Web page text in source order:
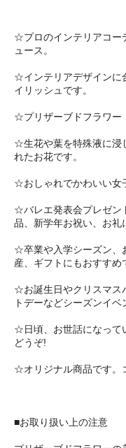
☆プロのインテリアコー
ュース。
☆インテリアデザインに
イリッシュです。
☆プリザーブドフラワー
☆生花や葉を特殊液に浸
れたお花です。
☆おしゃれでかわいい女
☆バレエ発表会プレゼン
品、新学年お祝い、お礼
☆卒業や入学シーズン、
産、ギフトにもおすすめ
☆お誕生日やクリスマス
トデーなどシーズンイベ
☆日頃、お世話になって
どうぞ!
☆オリジナル商品です
■お取り扱い上の注意